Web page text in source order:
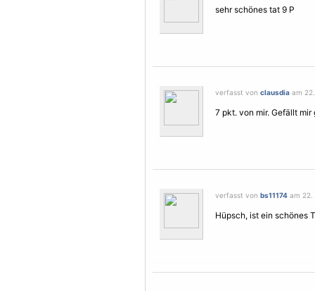
sehr schönes tat 9 P
verfasst von clausdia am
7 pkt. von mir. Gefällt mir
verfasst von bs11174 am 22.
Hüpsch, ist ein schönes